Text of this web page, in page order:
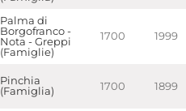
Palma di
Borgofranco -
Nota - Greppi
(Famiglie)
1700 1999
Pinchia
(Famiglia)
1700 1899